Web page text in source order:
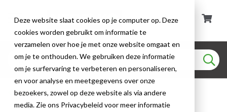
Deze website slaat cookies op je computer op. Deze
cookies worden gebruikt om informatie te
verzamelen over hoe je met onze website omgaat en
om je te onthouden. We gebruiken deze informatie
om je surfervaring te verbeteren en personaliseren,
en voor analyse en meetgegevens over onze
bezoekers, zowel op deze website als via andere
media. Zie ons Privacybeleid voor meer informatie
Prolumia LED Pro-Space